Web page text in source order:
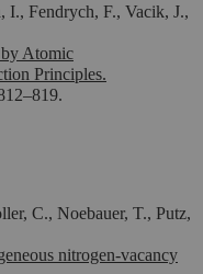
I., Fendrych, F., Vacik, J.,
Atomic
Principles.
C., Noebauer, T., Putz,
nitrogen-vacancy